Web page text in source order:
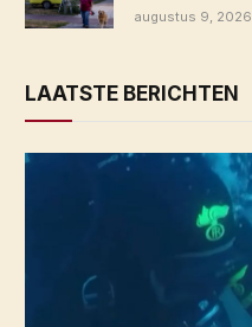
augustus 9, 2026
LAATSTE BERICHTEN